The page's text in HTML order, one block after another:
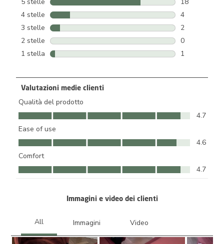
18
4 stelle stelle
4
4 recensioni
3 stelle stelle
2
2 recensioni
2 stelle stelle
0
0 recensioni
1 stella stelle
1
Valutazioni medie clienti
Qualità del prodotto
Qualità del prodotto, 4.7 su 5
4.7
Ease of use
Ease of use, 4.6 su 5
4.6
Comfort
Comfort, 4.7 su 5
4.7
Immagini e video dei clienti